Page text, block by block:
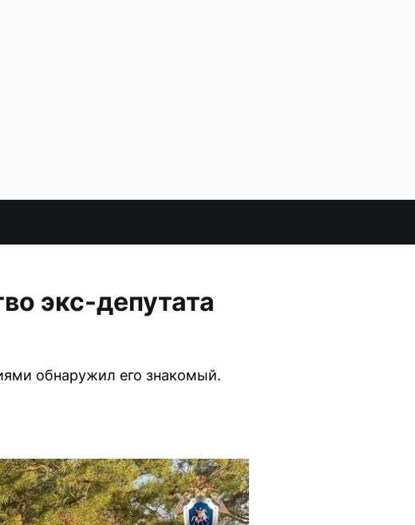
экс-депутата
обнаружил его знакомый.